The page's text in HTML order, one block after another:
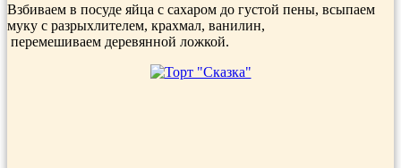
Взбиваем в посуде яйца с сахаром до густой пены, всыпаем
муку с разрыхлителем, крахмал, ванилин,
перемешиваем деревянной ложкой.